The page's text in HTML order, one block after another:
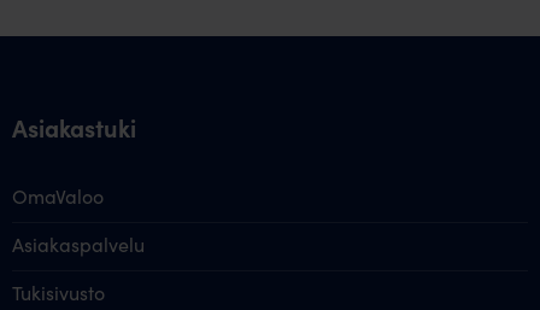
Asiakastuki
OmaValoo
Asiakaspalvelu
Tukisivusto